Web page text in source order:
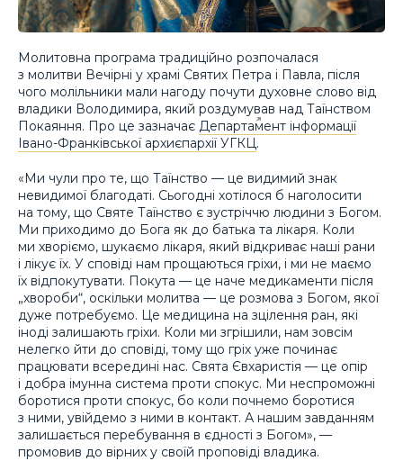
Молитовна програма традиційно розпочалася
з молитви Вечірні у храмі Святих Петра і Павла, після
чого молільники мали нагоду почути духовне слово від
владики Володимира, який роздумував над Таїнством
Покаяння. Про це зазначає Департамент інформації
Івано-Франківської архиєпархії УГКЦ.
«Ми чули про те, що Таїнство — це видимий знак
невидимої благодаті. Сьогодні хотілося б наголосити
на тому, що Святе Таїнство є зустріччю людини з Богом.
Ми приходимо до Бога як до батька та лікаря. Коли
ми хворіємо, шукаємо лікаря, який відкриває наші рани
і лікує їх. У сповіді нам прощаються гріхи, і ми не маємо
їх відпокутувати. Покута — це наче медикаменти після
„хвороби“, оскільки молитва — це розмова з Богом, якої
дуже потребуємо. Це медицина на зцілення ран, які
іноді залишають гріхи. Коли ми згрішили, нам зовсім
нелегко йти до сповіді, тому що гріх уже починає
працювати всередині нас. Свята Євхаристія — це опір
і добра імунна система проти спокус. Ми неспроможні
боротися проти спокус, бо коли почнемо боротися
з ними, увійдемо з ними в контакт. А нашим завданням
залишається перебування в єдності з Богом», —
промовив до вірних у своїй проповіді владика.